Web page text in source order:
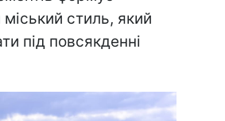
стиль, який
під повсякденні